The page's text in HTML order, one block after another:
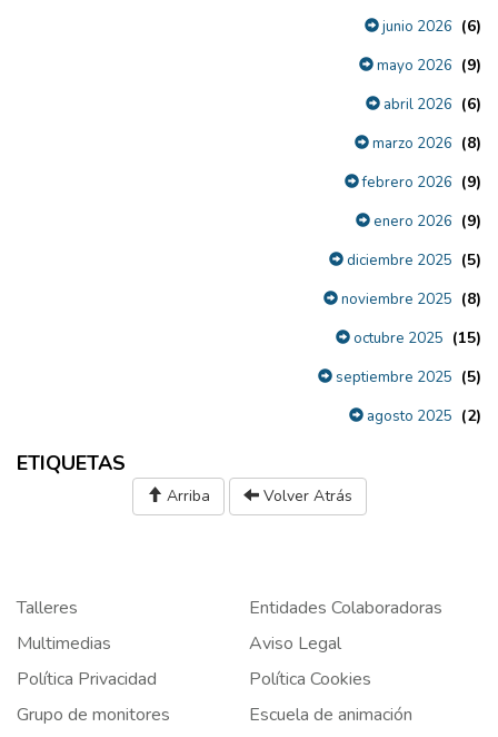
junio 2026 (6)
mayo 2026 (9)
abril 2026 (6)
marzo 2026 (8)
febrero 2026 (9)
enero 2026 (9)
diciembre 2025 (5)
noviembre 2025 (8)
octubre 2025 (15)
septiembre 2025 (5)
agosto 2025 (2)
ETIQUETAS
Arriba Volver Atrás
Talleres
Entidades Colaboradoras
Multimedias
Aviso Legal
Política Privacidad
Política Cookies
Grupo de monitores
Escuela de animación